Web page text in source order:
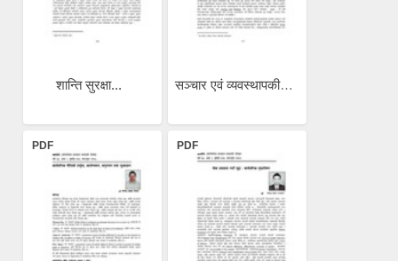
शान्ति सुरक्षा... सञ्चार एवं व्यवस्थापकीय...
PDF PDF